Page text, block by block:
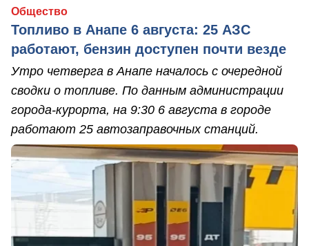
Общество
Топливо в Анапе 6 августа: 25 АЗС
работают, бензин доступен почти везде
Утро четверга в Анапе началось с очередной
сводки о топливе. По данным администрации
города-курорта, на 9:30 6 августа в городе
работают 25 автозаправочных станций.